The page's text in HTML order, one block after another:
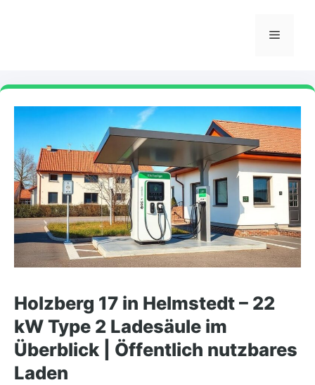
Menu
Holzberg 17 in Helmstedt – 22
kW Type 2 Ladesäule im
Überblick | Öffentlich nutzbares
Laden